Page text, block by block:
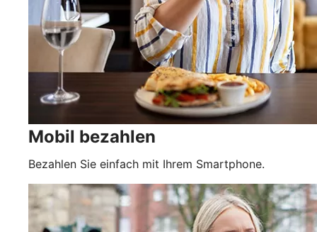
Mobil bezahlen
Bezahlen Sie einfach mit Ihrem Smartphone.